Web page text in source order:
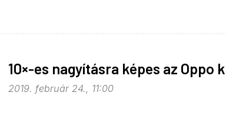
10×-es nagyításra képes az Oppo
2019. február 24., 11:00